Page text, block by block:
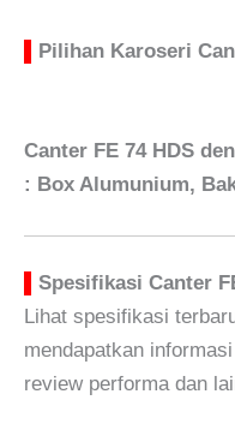
Pilihan Karoseri
Canter FE 74 HDS
: Box Alumunium,
Spesifikasi Canter
Lihat spesifikasi
mendapatkan
review performa dan